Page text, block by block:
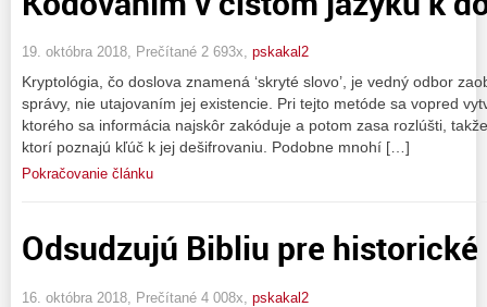
19. októbra 2018, Prečítané 2 693x, pskakal2
Kryptológia, čo doslova znamená ‘skryté slovo’, je vedný odbor
správy, nie utajovaním jej existencie. Pri tejto metóde sa vopred
ktorého sa informácia najskôr zakóduje a potom zasa rozlúšti,
ktorí poznajú kľúč k jej dešifrovaniu. Podobne mnohí […]
Pokračovanie článku
Odsudzujú Bibliu pre
16. októbra 2018, Prečítané 4 008x, pskakal2